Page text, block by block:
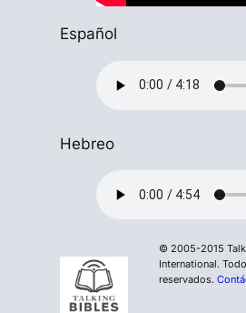
Español
Hebreo
© 2005-2015
International.
reservados.